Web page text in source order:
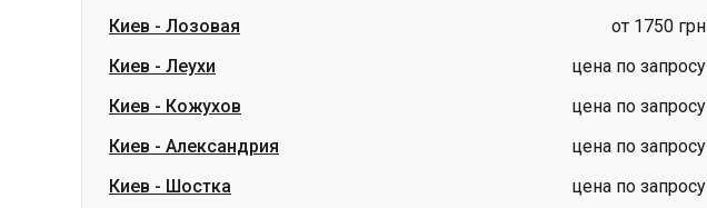
Киев - Лозовая
от 1750 грн
Киев - Леухи
цена по запросу
Киев - Кожухов
цена по запросу
Киев - Александрия
цена по запросу
Киев - Шостка
цена по запросу